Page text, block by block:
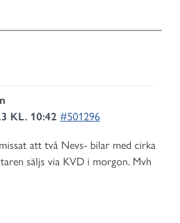
KL. 10:42 #501296
att två Nevs- bilar med cirka
säljs via KVD i morgon. Mvh